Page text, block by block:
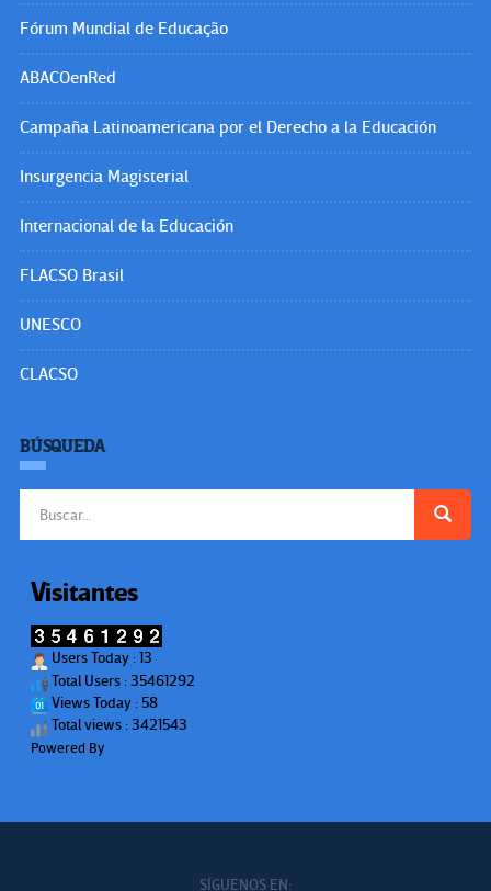
Fórum Mundial de Educação
ABACOenRed
Campaña Latinoamericana por el Derecho a la Educación
Insurgencia Magisterial
Internacional de la Educación
FLACSO Brasil
UNESCO
CLACSO
BÚSQUEDA
Visitantes
Users Today : 13
Total Users : 35461292
Views Today : 58
Total views : 3421543
Powered By
SÍGUENOS EN: